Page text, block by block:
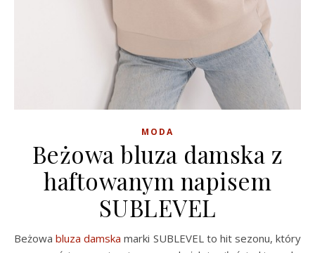
MODA
Beżowa bluza damska z
haftowanym napisem
SUBLEVEL
Beżowabluza damska marki SUBLEVEL to hit sezonu, który